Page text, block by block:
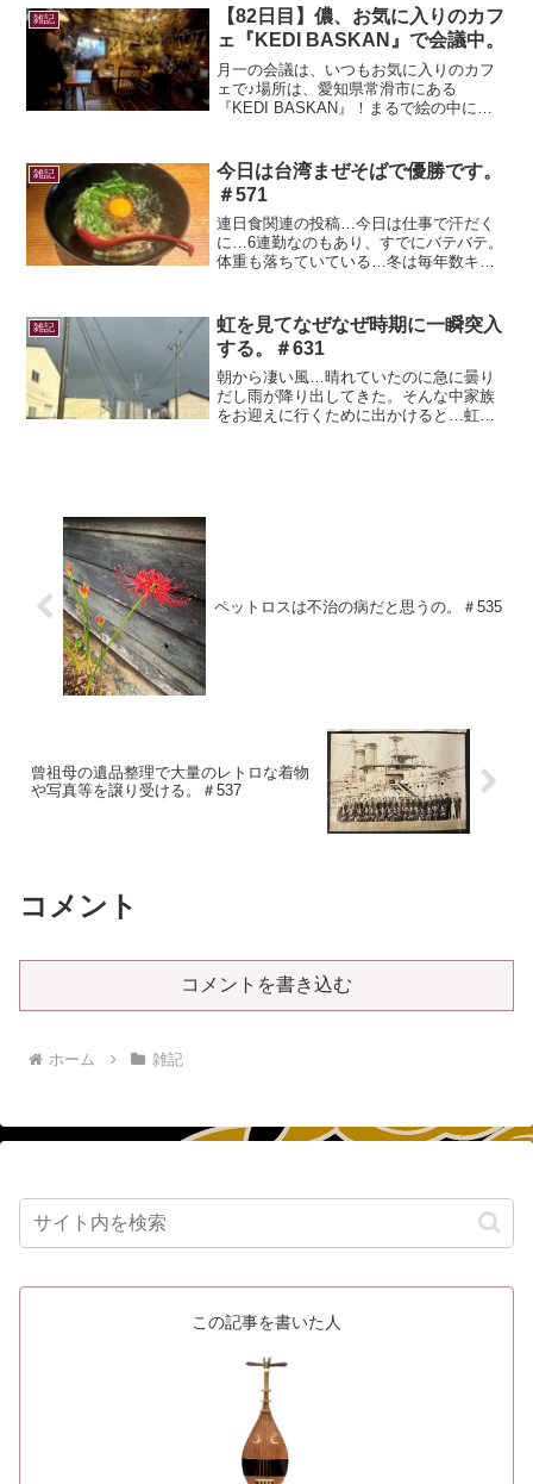
イートしたくないけど、思わずツイート
してしまってすみ...
雑記
【82日目】儂、お気に入りのカフ
ェ『KEDI BASKAN』で会議中。
月一の会議は、いつもお気に入りのカフ
ェで♪場所は、愛知県常滑市にある
『KEDI BASKAN』！まるで絵の中にい
んでみてね★ここで突然ですが皆さん、
今日の...
雑記
今日は台湾まぜそばで優勝です。
＃571
連日食関連の投稿…今日は仕事で汗だく
に…6連勤なのもあり、すでにバテバテ。
体重も落ちていている…冬は毎年数キロ
たけど、家族は皆知人の家にご馳走にな
るそうだ。そういや久々...
雑記
虹を見てなぜなぜ時期に一瞬突入
する。＃631
朝から凄い風…晴れていたのに急に曇り
だし雨が降り出してきた。そんな中家族
をお迎えに行くために出かけると…虹だ!
ペットロスは不治の病だと思うの。＃535
曾祖母の遺品整理で大量のレトロな着物
や写真等を譲り受ける。＃537
コメント
コメントを書き込む
ホーム 雑記
この記事を書いた人